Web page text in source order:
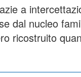
a
dal nucleo
ricostruito